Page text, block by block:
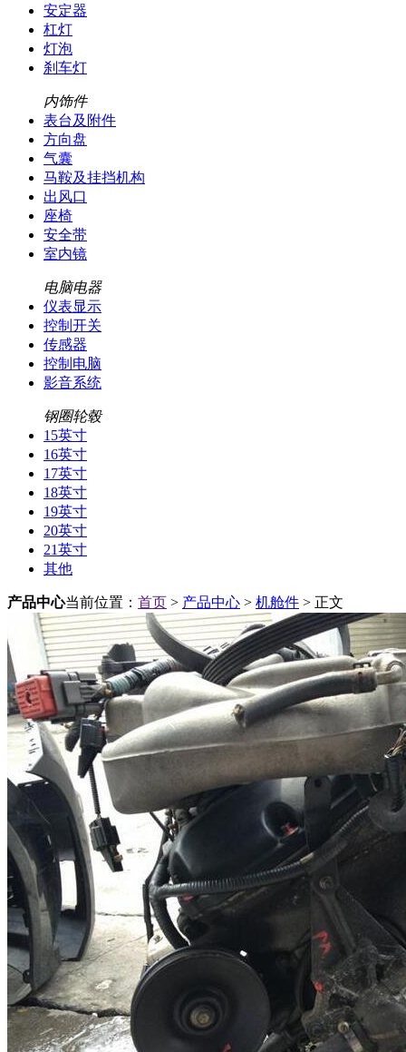
安定器
杠灯
灯泡
刹车灯
内饰件
表台及附件
方向盘
气囊
马鞍及挂挡机构
出风口
座椅
安全带
室内镜
电脑电器
仪表显示
控制开关
传感器
控制电脑
影音系统
钢圈轮毂
15英寸
16英寸
17英寸
18英寸
19英寸
20英寸
21英寸
其他
产品中心当前位置： 首页 > 产品中心 > 机舱件 > 正文